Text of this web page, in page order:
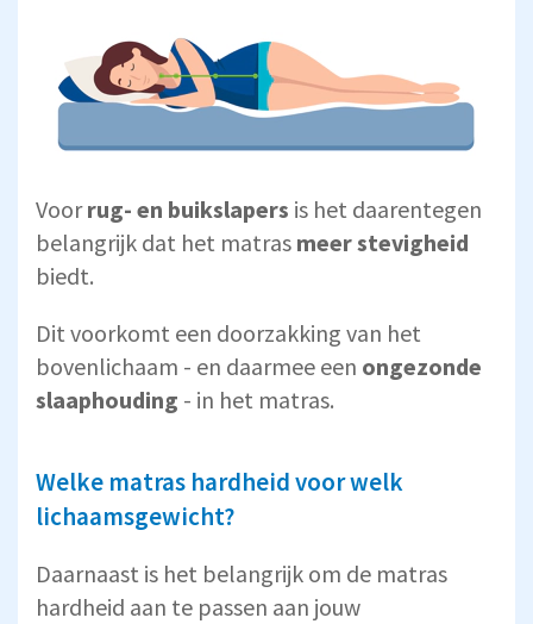
Voorrug- en buikslapers is het daarentegen
belangrijk dat het matras meer stevigheid
biedt.
Dit voorkomt een doorzakking van het
bovenlichaam - en daarmee een ongezonde
slaaphouding - in het matras.
Welke matras hardheid voor welk
lichaamsgewicht?
Daarnaast is het belangrijk om de matras
hardheid aan te passen aan jouw